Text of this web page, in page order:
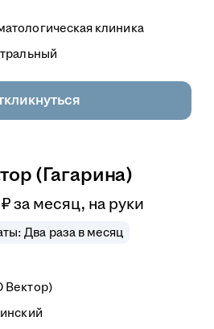
клиника
(Гагарина)
₽ за месяц, на руки
Два раза в месяц
Вектор)